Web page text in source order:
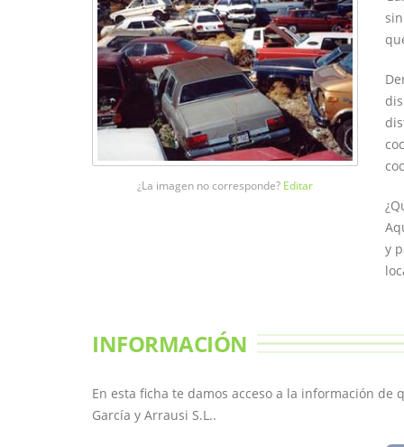
¿La imagen no corresponde? Editar
y
INFORMACIÓN
En esta ficha te damos acceso a la información
García y Arrausi S.L..